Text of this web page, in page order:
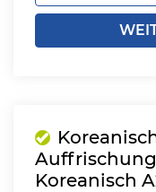
Koreanisch